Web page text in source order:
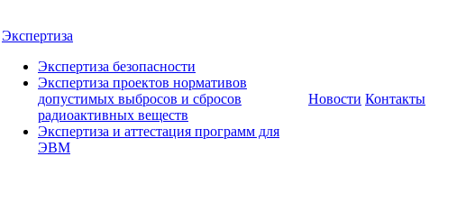
Экспертиза
Экспертиза безопасности
Экспертиза проектов нормативов
допустимых выбросов и сбросов
радиоактивных веществ
Экспертиза и аттестация программ для
ЭВМ
Новости Контакты